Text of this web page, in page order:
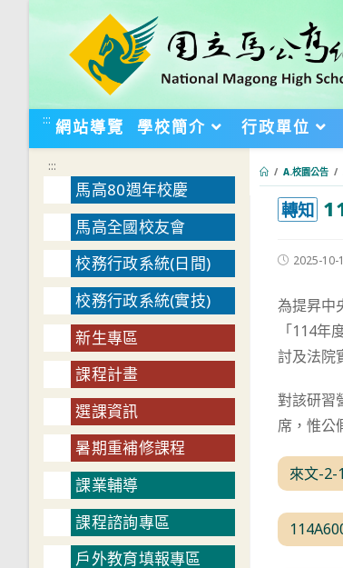
::: 網站導覽 學校簡介 行政單位
/ A.校園公告 /
轉知
Post2025-10-
為提昇中
「114
討及法院
對該研習
席，惟公
來文-2-
:::
馬高80週年校慶
馬高全國校友會
校務行政系統(日間)
校務行政系統(實技)
新生專區
課程計畫
選課資訊
暑期重補修課程
課業輔導
課程諮詢專區
戶外教育填報專區